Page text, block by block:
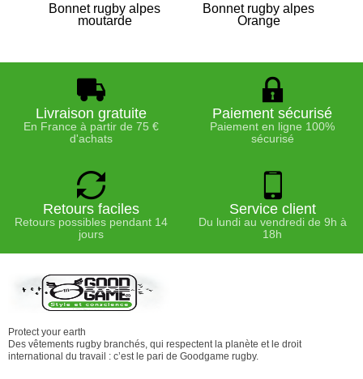
Bonnet rugby alpes
moutarde
Bonnet rugby alpes
Orange
Livraison gratuite
En France à partir de 75 €
d'achats
Paiement sécurisé
Paiement en ligne 100%
sécurisé
Retours faciles
Retours possibles pendant 14
jours
Service client
Du lundi au vendredi de 9h à
18h
Protect your earth
Des vêtements rugby branchés, qui respectent la planète et le droit
international du travail : c’est le pari de Goodgame rugby.